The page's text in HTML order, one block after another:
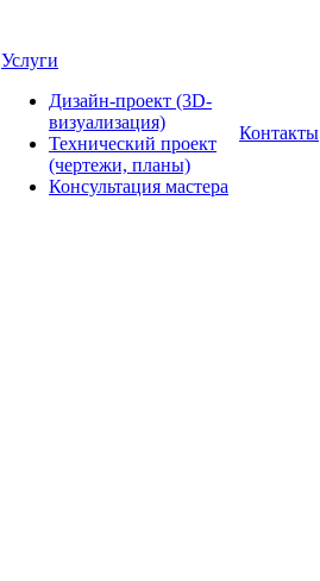
Услуги
Дизайн-проект (3D-
визуализация)
Технический проект
(чертежи, планы)
Консультация мастера
Контакты